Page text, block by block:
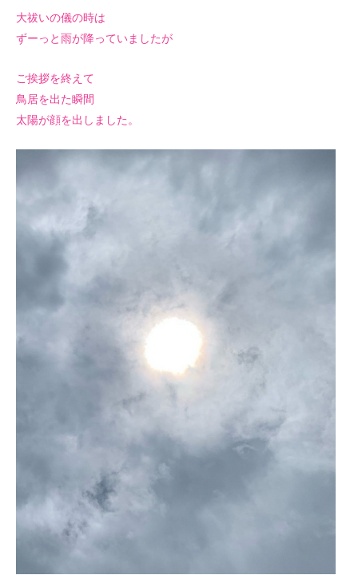
大祓いの儀の時は
ずーっと雨が降っていましたが
ご挨拶を終えて
鳥居を出た瞬間
太陽が顔を出しました。